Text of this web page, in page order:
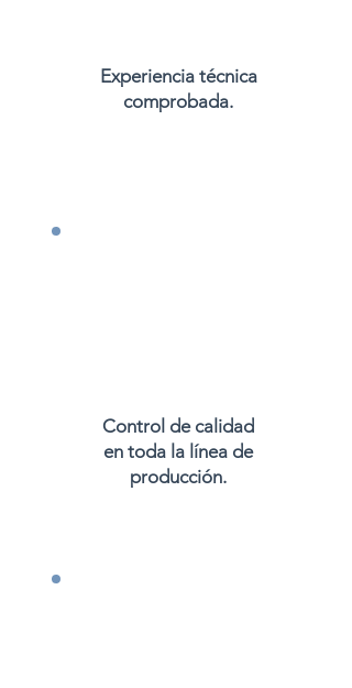
Experiencia técnica
comprobada.
Control de calidad
en toda la línea de
producción.